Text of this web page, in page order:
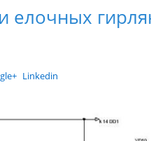
елочных
Linkedin